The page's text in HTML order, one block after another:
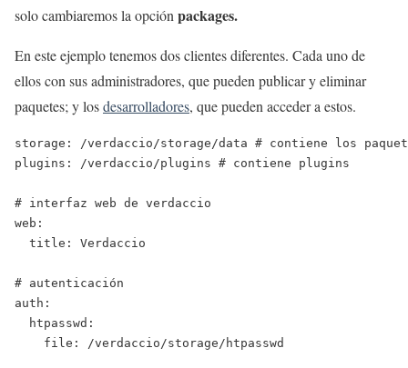
solo cambiaremos la opción packages.
En este ejemplo tenemos dos clientes diferentes. Cada uno de
ellos con sus administradores, que pueden publicar y eliminar
paquetes; y losdesarrolladores, que pueden acceder a estos.
storage: /verdaccio/storage/data # contiene los
plugins: /verdaccio/plugins # contiene plugins
# interfaz web de verdaccio
web:
  title: Verdaccio
# autenticación
auth:
  htpasswd:
    file: /verdaccio/storage/htpasswd